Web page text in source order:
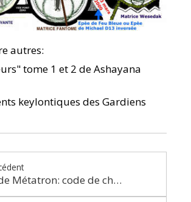
autres:
tome 1 et 2 de Ashayana
keylontiques des Gardiens
Code Métatron: code de chute